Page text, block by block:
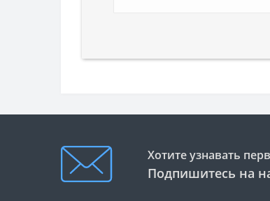
Хотите узнавать
Подпишитесь на